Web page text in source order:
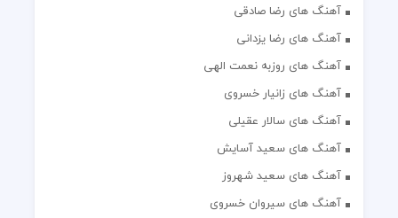
آهنگ های رضا صادقی
آهنگ های رضا یزدانی
آهنگ های روزبه نعمت الهی
آهنگ های زانیار خسروی
آهنگ های سالار عقیلی
آهنگ های سعید آسایش
آهنگ های سعید شهروز
آهنگ های سیروان خسروی